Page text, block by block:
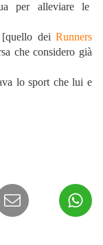
per alleviare le
dei Runners
che considero già
lo sport che lui e